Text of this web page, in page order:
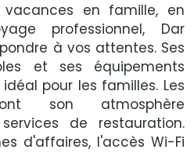
en famille, en
professionnel, Dar
à vos attentes. Ses
et ses équipements
pour les familles. Les
son atmosphère
de restauration.
d'affaires, l'accès Wi-Fi